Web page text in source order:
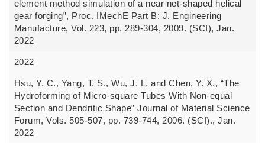
element method simulation of a near net-shaped helical
gear forging”, Proc. IMechE Part B: J. Engineering
Manufacture, Vol. 223, pp. 289-304, 2009. (SCI), Jan.
2022
2022
Hsu, Y. C., Yang, T. S., Wu, J. L. and Chen, Y. X., “The
Hydroforming of Micro-square Tubes With Non-equal
Section and Dendritic Shape” Journal of Material Science
Forum, Vols. 505-507, pp. 739-744, 2006. (SCI)., Jan.
2022